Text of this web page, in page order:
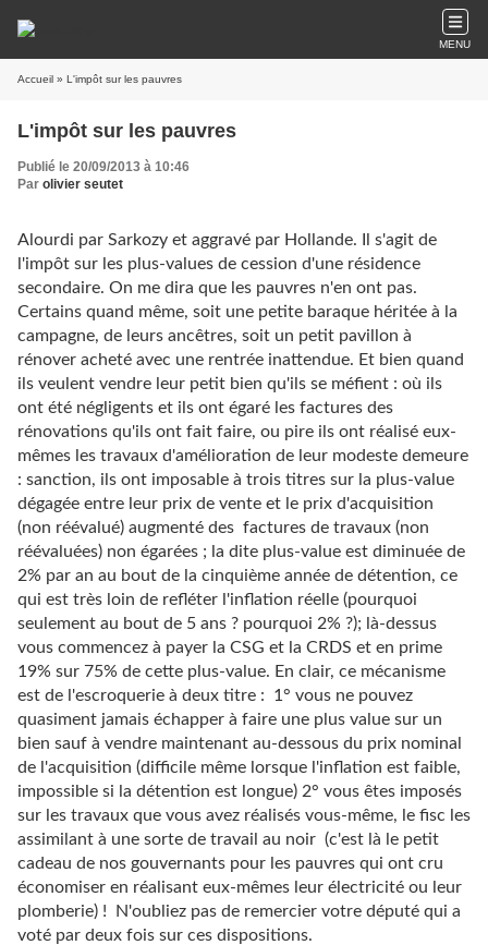
MENU
Accueil » L'impôt sur les pauvres
L'impôt sur les pauvres
Publié le 20/09/2013 à 10:46
Par olivier seutet
Alourdi par Sarkozy et aggravé par Hollande. Il s'agit de
l'impôt sur les plus-values de cession d'une résidence
secondaire. On me dira que les pauvres n'en ont pas.
Certains quand même, soit une petite baraque héritée à la
campagne, de leurs ancêtres, soit un petit pavillon à
rénover acheté avec une rentrée inattendue. Et bien quand
ils veulent vendre leur petit bien qu'ils se méfient : où ils
ont été négligents et ils ont égaré les factures des
rénovations qu'ils ont fait faire, ou pire ils ont réalisé eux-
mêmes les travaux d'amélioration de leur modeste demeure
: sanction, ils ont imposable à trois titres sur la plus-value
dégagée entre leur prix de vente et le prix d'acquisition
(non réévalué) augmenté des factures de travaux (non
réévaluées) non égarées ; la dite plus-value est diminuée de
2% par an au bout de la cinquième année de détention, ce
qui est très loin de refléter l'inflation réelle (pourquoi
seulement au bout de 5 ans ? pourquoi 2% ?); là-dessus
vous commencez à payer la CSG et la CRDS et en prime
19% sur 75% de cette plus-value. En clair, ce mécanisme
est de l'escroquerie à deux titre :
1° vous ne pouvez
quasiment jamais échapper à faire une plus value sur un
bien sauf à vendre maintenant au-dessous du prix nominal
de l'acquisition (difficile même lorsque l'inflation est faible,
impossible si la détention est longue) 2° vous êtes imposés
sur les travaux que vous avez réalisés vous-même, le fisc les
assimilant à une sorte de travail au noir (c'est là le petit
cadeau de nos gouvernants pour les pauvres qui ont cru
économiser en réalisant eux-mêmes leur électricité ou leur
plomberie) !
N'oubliez pas de remercier votre député qui a
voté par deux fois sur ces dispositions.